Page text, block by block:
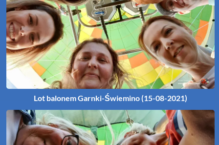
Lot balonem Garnki-Świemino (15-08-2021)